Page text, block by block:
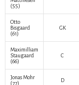
(55)
Otto
Bisgaard
(61)
GK
Maximilliam
Staugaard
(66)
C
Jonas Mohr
(77)
D